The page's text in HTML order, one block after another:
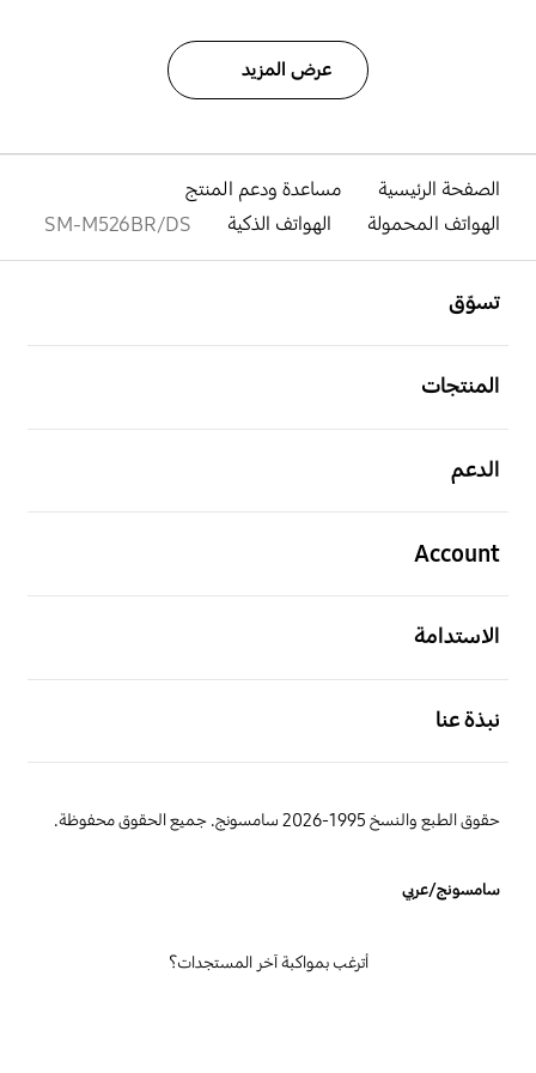
عرض المزيد
الصفحة الرئيسية
مساعدة ودعم المنتج
الهواتف المحمولة
الهواتف الذكية SM-M526BR/DS
تسوّق
المنتجات
الدعم
Account
الاستدامة
نبذة عنا
حقوق الطبع والنسخ 1995-2026 سامسونج. جميع الحقوق محفوظة.
سامسونج/عربي
أترغب بمواكبة آخر المستجدات؟